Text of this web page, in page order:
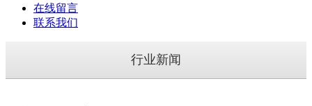
在线留言
联系我们
行业新闻